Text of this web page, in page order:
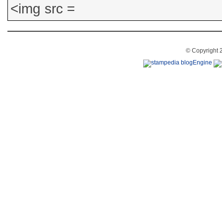
© Copyright